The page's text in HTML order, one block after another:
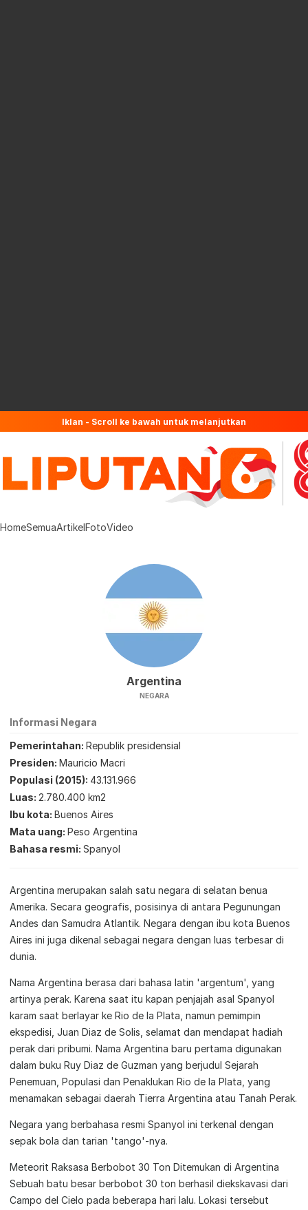
Iklan - Scroll ke bawah untuk melanjutkan
HomeSemuaArtikelFotoVideo
Argentina
NEGARA
Informasi Negara
Pemerintahan Republik presidensial
Presiden Mauricio Macri
Populasi (2015) 43.131.966
Luas 2.780.400 km2
Ibu kota Buenos Aires
Mata uang Peso Argentina
Bahasa resmi Spanyol
Argentina merupakan salah satu negara di selatan benua
Amerika. Secara geografis, posisinya di antara Pegunungan
Andes dan Samudra Atlantik. Negara dengan ibu kota Buenos
Aires ini juga dikenal sebagai negara dengan luas terbesar di
dunia.
Nama Argentina berasa dari bahasa latin 'argentum', yang
artinya perak. Karena saat itu kapan penjajah asal Spanyol
karam saat berlayar ke Rio de la Plata, namun pemimpin
ekspedisi, Juan Diaz de Solis, selamat dan mendapat hadiah
perak dari pribumi. Nama Argentina baru pertama digunakan
dalam buku Ruy Diaz de Guzman yang berjudul Sejarah
Penemuan, Populasi dan Penaklukan Rio de la Plata, yang
menamakan sebagai daerah Tierra Argentina atau Tanah Perak.
Negara yang berbahasa resmi Spanyol ini terkenal dengan
sepak bola dan tarian 'tango'-nya.
Meteorit Raksasa Berbobot 30 Ton Ditemukan di Argentina
Sebuah batu besar berbobot 30 ton berhasil diekskavasi dari
Campo del Cielo pada beberapa hari lalu. Lokasi tersebut